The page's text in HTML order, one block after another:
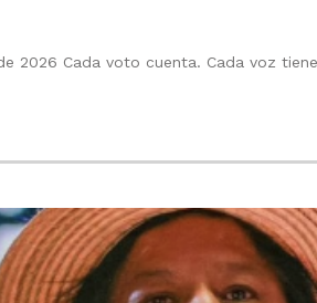
2026 Cada voto cuenta. Cada voz